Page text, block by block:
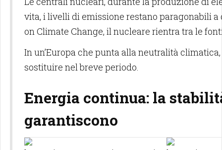
vita, i livelli di emissione restano paragonabili
on Climate Change, il nucleare rientra tra le
In un’Europa che punta alla neutralità
sostituire nel breve periodo.
Energia continua: la
garantiscono